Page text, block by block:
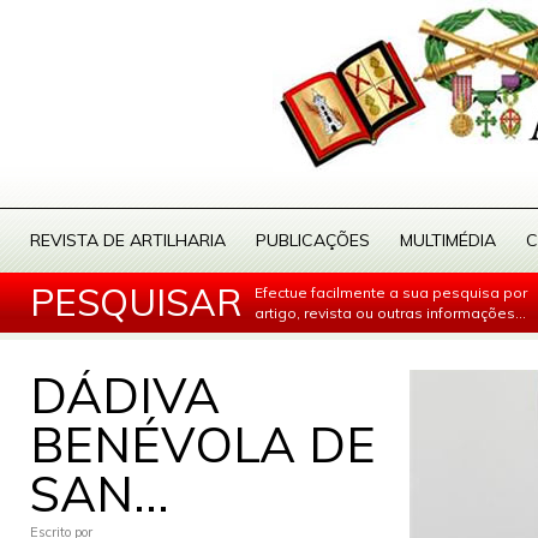
REVISTA DE ARTILHARIA PUBLICAÇÕES MULTIMÉDIA
PESQUISAR
Efectue facilmente a sua pesquisa por
artigo, revista ou outras informações...
DÁDIVA
BENÉVOLA DE
SAN...
Escrito por